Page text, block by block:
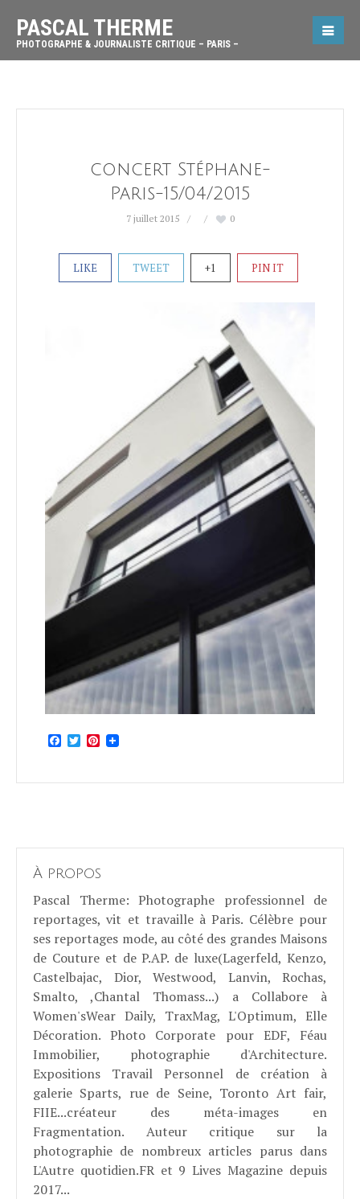
PASCAL THERME
PHOTOGRAPHE & JOURNALISTE CRITIQUE – PARIS –
concert Stéphane-
Paris-15/04/2015
7 juillet 2015 0
LIKE TWEET +1 PIN IT
Facebook
TwitterPinterest
À propos
Pascal Therme: Photographe professionnel de
reportages, vit et travaille à Paris. Célèbre pour
ses reportages mode, au côté des grandes Maisons
de Couture et de P.AP. de luxe(Lagerfeld, Kenzo,
Castelbajac, Dior, Westwood, Lanvin, Rochas,
Smalto, ,Chantal Thomass...) a Collabore à
Women'sWear Daily, TraxMag, L'Optimum, Elle
Décoration. Photo Corporate pour EDF, Féau
Immobilier, photographie d'Architecture.
Expositions Travail Personnel de création à
galerie Sparts, rue de Seine, Toronto Art fair,
FIIE...créateur des méta-images en
Fragmentation. Auteur critique sur la
photographie de nombreux articles parus dans
L'Autre quotidien.FR et 9 Lives Magazine depuis
2017...